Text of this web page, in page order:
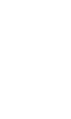
84
данных